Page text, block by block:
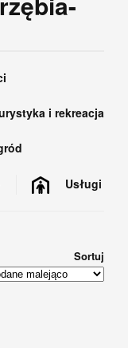
i rekreacja
Usługi
Sortuj